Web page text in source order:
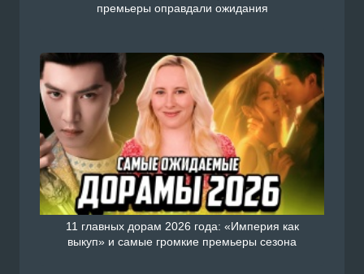
премьеры оправдали ожидания
11 главных дорам 2026 года: «Империя как
выкуп» и самые громкие премьеры сезона